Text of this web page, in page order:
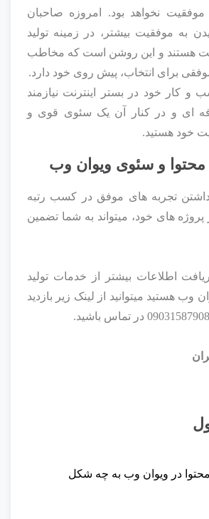
نخواهد بود. امروزه صاحبان
به موفقیت بیشتر، در زمینه تولید
هستند و این روشن است که مخاطب
برای انتخاب، پیش روی خود دارد.
و کار خود در بستر اینترنت نیازمند
ای و در کنار آن یک سئوی قوی و
خود هستید.
محتوا و سئوی ویوان وب
تجربه های موفق در کسب رتبه
های خود، میتواند به شما تضمین
اطلاعات بیشتر از خدمات تولید
وب هستید میتوانید از لینک زیر بازدید
محتوا در ویوان وب به چه شکل